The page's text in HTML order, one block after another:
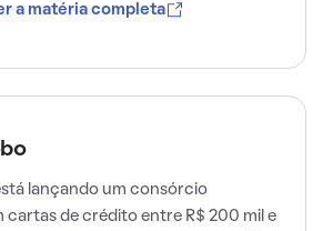
a matéria completa
lançando um consórcio
cartas de crédito entre R$ 200 mil e